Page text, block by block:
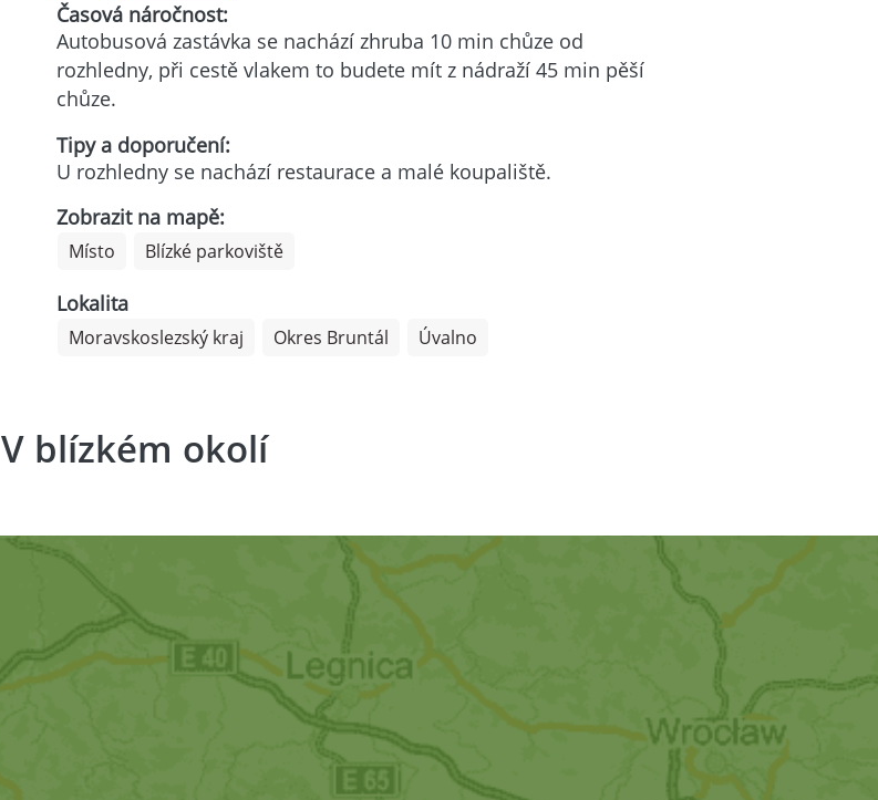
Časová náročnost:
Autobusová zastávka se nachází zhruba 10 min chůze od
rozhledny, při cestě vlakem to budete mít z nádraží 45 min pěší
chůze.
Tipy a doporučení:
U rozhledny se nachází restaurace a malé koupaliště.
Zobrazit na mapě:
Místo Blízké parkoviště
Lokalita
Moravskoslezský kraj Okres Bruntál Úvalno
V blízkém okolí